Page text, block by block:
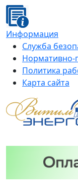
Информация
Служба
Нормативно-
Политика
Карта сайта